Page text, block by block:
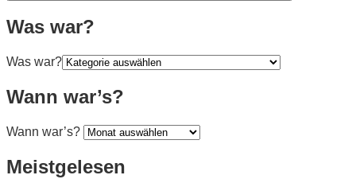
Was war?
Was war?
Wann war’s?
Wann war’s?
Meistgelesen